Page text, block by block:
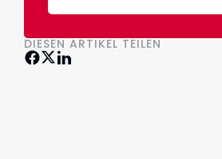
DIESEN ARTIKEL TEILEN